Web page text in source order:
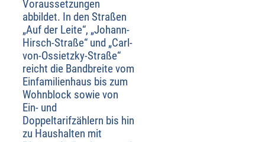
Voraussetzungen
abbildet. In den Straßen
„Auf der Leite“, „Johann-
Hirsch-Straße“ und „Carl-
von-Ossietzky-Straße“
reicht die Bandbreite vom
Einfamilienhaus bis zum
Wohnblock sowie von
Ein- und
Doppeltarifzählern bis hin
zu Haushalten mit